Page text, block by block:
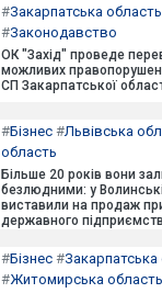
#Закарпатська область
#Законодавство
ОК "Захід" проведе
можливих
СП Закарпатської
#Бізнес #Львівська
область
Більше 20 років вони
безлюдними: у
виставили на продаж
державного
#Бізнес #Закарпатська
#Житомирська область